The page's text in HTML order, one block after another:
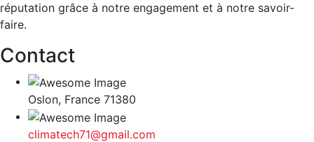
réputation grâce à notre engagement et à notre savoir-
faire.
Contact
Oslon, France 71380
climatech71@gmail.com